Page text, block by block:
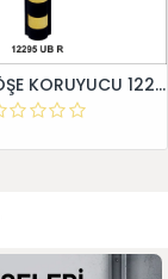
KOLON KÖŞE KORUYUCU 12295 UB R